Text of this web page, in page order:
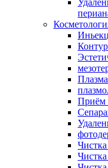
Приём